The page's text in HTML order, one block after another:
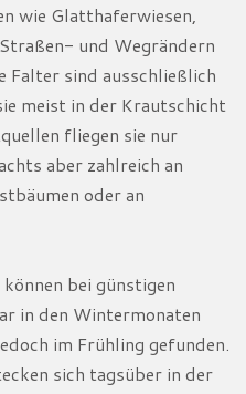
wie Glatthaferwiesen,
und Wegrändern
Falter sind ausschließlich
meist in der Krautschicht
fliegen sie nur
aber zahlreich an
oder an
bei günstigen
in den Wintermonaten
im Frühling gefunden.
sich tagsüber in der